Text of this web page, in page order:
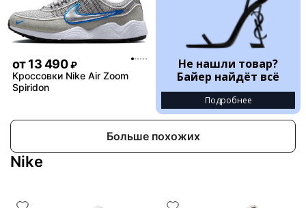
от13 490 ₽
Кроссовки Nike Air Zoom
Spiridon
Не нашли товар?
Байер найдёт всё
Подробнее
Больше похожих
Nike